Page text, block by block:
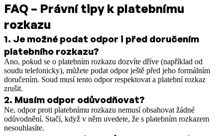
FAQ – Právní tipy k platebnímu
rozkazu
1. Je možné podat odpor i před doručením
platebního rozkazu?
Ano, pokud se o platebním rozkazu dozvíte dříve (například od
soudu telefonicky), můžete podat odpor ještě před jeho formálním
doručením. Soud musí tento odpor respektovat a platební rozkaz
zrušit.
2. Musím odpor odůvodňovat?
Ne, odpor proti platebnímu rozkazu nemusí obsahovat žádné
odůvodnění. Stačí, když v něm uvedete, že s platebním rozkazem
nesouhlasíte.